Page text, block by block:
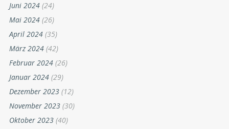
Juni 2024 (24)
Mai 2024 (26)
April 2024 (35)
März 2024 (42)
Februar 2024 (26)
Januar 2024 (29)
Dezember 2023 (12)
November 2023 (30)
Oktober 2023 (40)